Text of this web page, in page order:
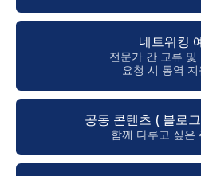
네트워킹
전문가 간 교류 및
요청 시 통역
공동 콘텐츠 ( 블로
함께 다루고 싶은